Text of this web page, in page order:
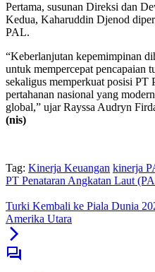
Pertama, susunan Direksi dan
Kedua, Kaharuddin Djenod
PAL.
“Keberlanjutan kepemimpinan
untuk mempercepat pencapaian
sekaligus memperkuat posisi PT
pertahanan nasional yang
global,” ujar Rayssa Audryn
(nis)
Tag: Kinerja Keuangan kinerja
PT Penataran Angkatan Laut
Turki Kembali ke Piala Dunia
Amerika Utara